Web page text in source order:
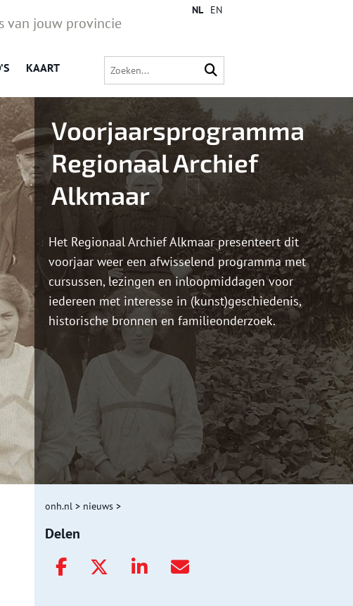
van jouw provincie
KAART
NL EN
Voorjaarsprogramma
Regionaal Archief
Alkmaar
Het Regionaal Archief Alkmaar presenteert dit
voorjaar weer een afwisselend programma met
cursussen, lezingen en inloopmiddagen voor
iedereen met interesse in (kunst)geschiedenis,
historische bronnen en familieonderzoek.
onh.nl > nieuws >
Delen